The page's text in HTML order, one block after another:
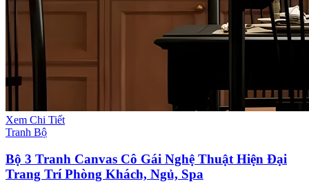
Xem Chi Tiết
Tranh Bộ
Bộ 3 Tranh Canvas Cô Gái Nghệ Thuật Hiện Đại
Trang Trí Phòng Khách, Ngủ, Spa